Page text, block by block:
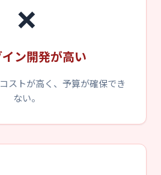
❌
ン開発が高い
ストが高く、予算が確保でき
ない。